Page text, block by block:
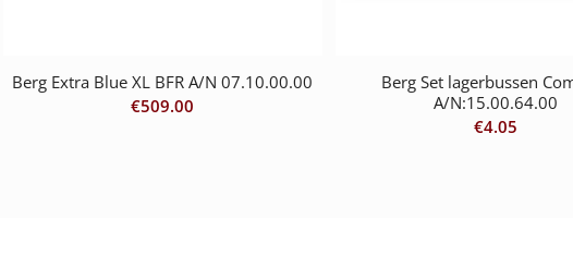
Berg Extra Blue XL BFR A/N 07.10.00.00
€509.00
Berg Set lagerbussen
A/N:15.00.64.00
€4.05